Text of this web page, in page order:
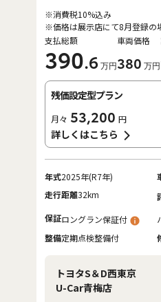
支払総額
390.6 万円
車両価格
380 万円
※消費税10%込み
※価格は展示店にて8月登録の
残価設定型プラン
月々 53,200 円
詳しくはこちら
年式2025年(R7年)
走行距離32km
保証ロングラン保証付
整備定期点検整備付
トヨタS＆D西東京
U-Car青梅店